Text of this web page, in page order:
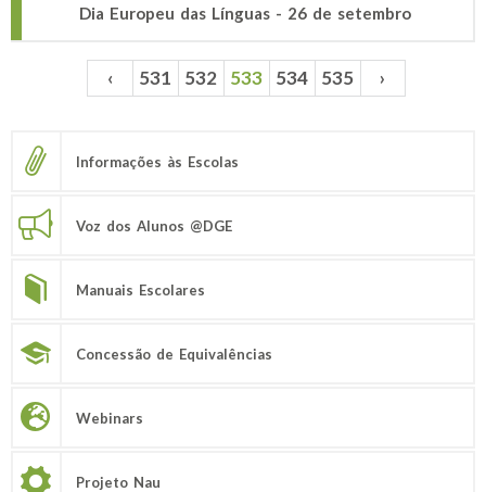
Dia Europeu das Línguas - 26 de setembro
Páginas ‹ 531 532 533 534 535 ›
Informações às Escolas
Voz dos Alunos @DGE
Manuais Escolares
Concessão de Equivalências
Webinars
Projeto Nau